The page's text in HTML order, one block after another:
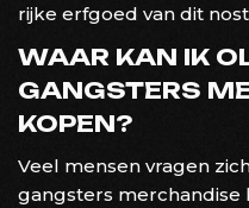
rijke erfgoed van dit
WAAR KAN IK
GANGSTERS
KOPEN?
Veel mensen vragen
gangsters merchandise